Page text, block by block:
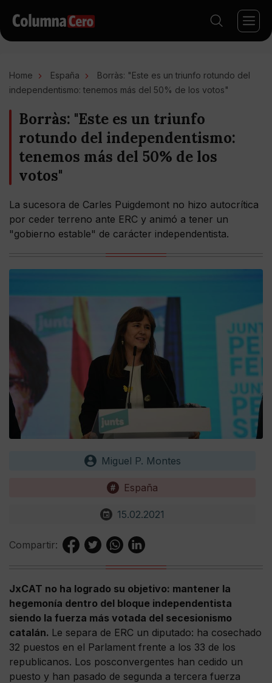
Home España
Borràs: "Este es un triunfo rotundo del
independentismo: tenemos más del 50% de los votos"
Borràs: "Este es un triunfo
rotundo del independentismo:
tenemos más del 50% de los
votos"
La sucesora de Carles Puigdemont no hizo autocrítica
por ceder terreno ante ERC y animó a tener un
"gobierno estable" de carácter independentista.
Miguel P. Montes
España
15.02.2021
Compartir:
JxCAT no ha logrado su objetivo: mantener la
hegemonía dentro del bloque independentista
siendo la fuerza más votada del secesionismo
catalán. Le separa de ERC un diputado: ha cosechado
32 puestos en el Parlament frente a los 33 de los
republicanos. Los posconvergentes han cedido un
puesto y han pasado de segunda a tercera fuerza